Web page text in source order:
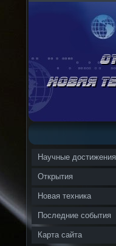
Научные достижения
Открытия
Новая техника
Последние события
Карта сайта